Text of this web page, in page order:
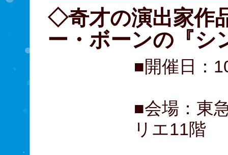
◇奇才の演出家作
ー・ボーンの『
■開催日：
■会場：東
リエ11階